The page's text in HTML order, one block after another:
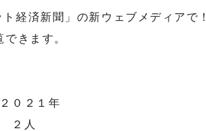
経済新聞」の新ウェブメディアで！
きます。
０２１年
２人